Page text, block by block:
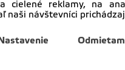
© 2012 - 2025 pro-
cielené reklamy, na
naši návštevníci
Nastavenie Odmietam